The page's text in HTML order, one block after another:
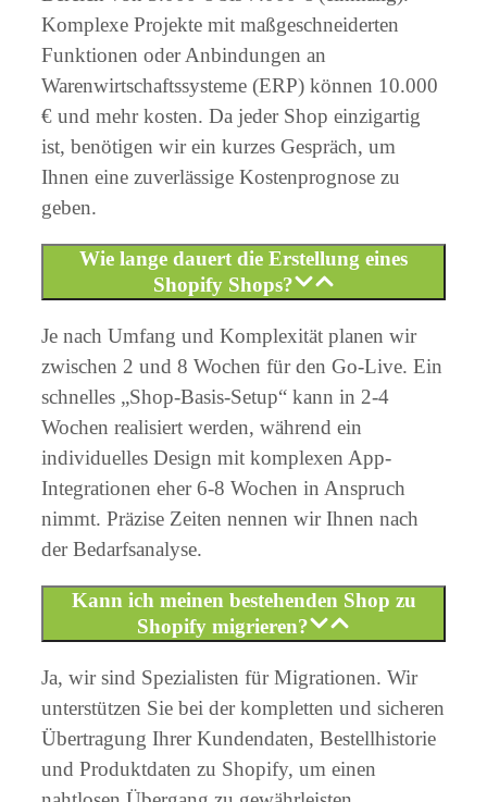
Komplexe Projekte mit maßgeschneiderten
Funktionen oder Anbindungen an
Warenwirtschaftssysteme (ERP) können 10.000
€ und mehr kosten. Da jeder Shop einzigartig
ist, benötigen wir ein kurzes Gespräch, um
Ihnen eine zuverlässige Kostenprognose zu
geben.
Wie lange dauert die Erstellung eines
Shopify Shops?
Je nach Umfang und Komplexität planen wir
zwischen 2 und 8 Wochen für den Go-Live. Ein
schnelles „Shop-Basis-Setup“ kann in 2-4
Wochen realisiert werden, während ein
individuelles Design mit komplexen App-
Integrationen eher 6-8 Wochen in Anspruch
nimmt. Präzise Zeiten nennen wir Ihnen nach
der Bedarfsanalyse.
Kann ich meinen bestehenden Shop zu
Shopify migrieren?
Ja, wir sind Spezialisten für Migrationen. Wir
unterstützen Sie bei der kompletten und sicheren
Übertragung Ihrer Kundendaten, Bestellhistorie
und Produktdaten zu Shopify, um einen